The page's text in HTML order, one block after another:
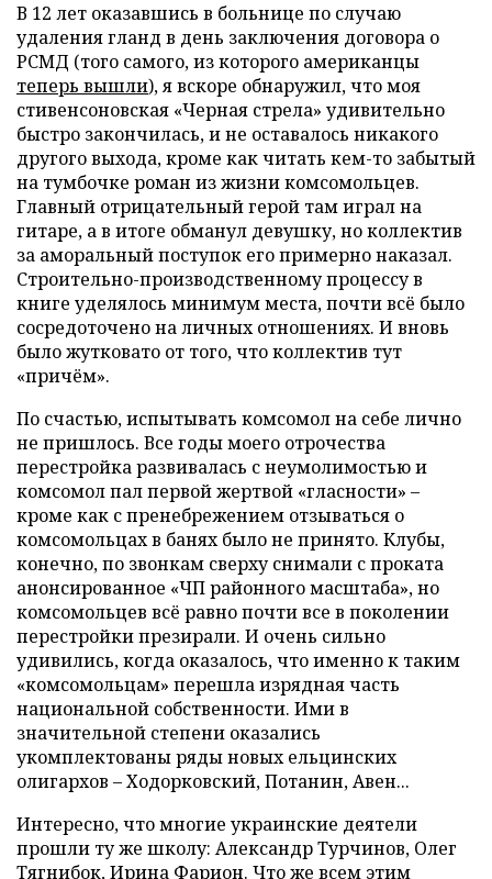
В 12 лет оказавшись в больнице по случаю
удаления гланд в день заключения договора о
РСМД (того самого, из которого американцы
теперь вышли), я вскоре обнаружил, что моя
стивенсоновская «Черная стрела» удивительно
быстро закончилась, и не оставалось никакого
другого выхода, кроме как читать кем-то забытый
на тумбочке роман из жизни комсомольцев.
Главный отрицательный герой там играл на
гитаре, а в итоге обманул девушку, но коллектив
за аморальный поступок его примерно наказал.
Строительно-производственному процессу в
книге уделялось минимум места, почти всё было
сосредоточено на личных отношениях. И вновь
было жутковато от того, что коллектив тут
«причём».
По счастью, испытывать комсомол на себе лично
не пришлось. Все годы моего отрочества
перестройка развивалась с неумолимостью и
комсомол пал первой жертвой «гласности» –
кроме как с пренебрежением отзываться о
комсомольцах в банях было не принято. Клубы,
конечно, по звонкам сверху снимали с проката
анонсированное «ЧП районного масштаба», но
комсомольцев всё равно почти все в поколении
перестройки презирали. И очень сильно
удивились, когда оказалось, что именно к таким
«комсомольцам» перешла изрядная часть
национальной собственности. Ими в
значительной степени оказались
укомплектованы ряды новых ельцинских
олигархов – Ходорковский, Потанин, Авен...
Интересно, что многие украинские деятели
прошли ту же школу: Александр Турчинов, Олег
Тягнибок, Ирина Фарион. Что же всем этим